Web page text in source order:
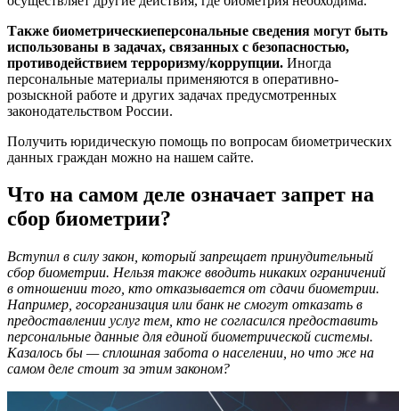
Также биометрическиеперсональные сведения могут быть
использованы в задачах, связанных с безопасностью,
противодействием терроризму/коррупции. Иногда
персональные материалы применяются в оперативно-
розыскной работе и других задачах предусмотренных
законодательством России.
Получить юридическую помощь по вопросам биометрических
данных граждан можно на нашем сайте.
Что на самом деле означает запрет на
сбор биометрии?
Вступил в силу закон, который запрещает принудительный
сбор биометрии. Нельзя также вводить никаких ограничений
в отношении того, кто отказывается от сдачи биометрии.
Например, госорганизация или банк не смогут отказать в
предоставлении услуг тем, кто не согласился предоставить
персональные данные для единой биометрической системы.
Казалось бы — сплошная забота о населении, но что же на
самом деле стоит за этим законом?